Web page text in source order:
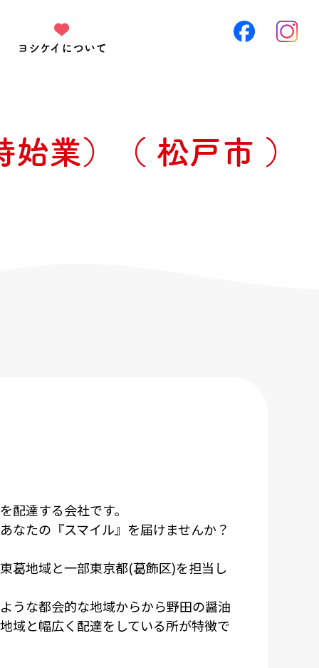
ヨシケイについて
業） （ 松戸市 ）
配達する会社です。
なたの『スマイル』を届けませんか？
葛地域と一部東京都(葛飾区)を担当し
うな都会的な地域からから野田の醤油
域と幅広く配達をしている所が特徴で